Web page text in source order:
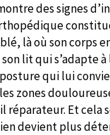
des signes
là où son corps
lit qui s’adapte
qui lui
zones
réparateur. Et cela
devient plus